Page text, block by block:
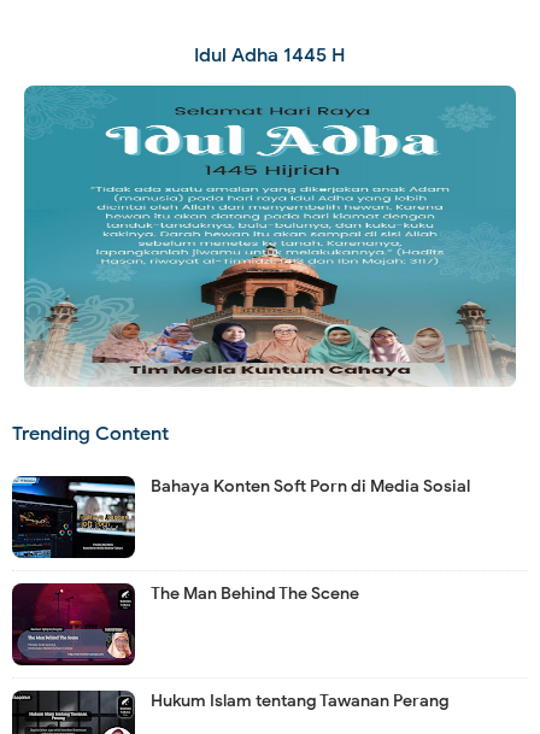
Idul Adha 1445 H
Trending Content
Bahaya Konten Soft Porn di Media Sosial
The Man Behind The Scene
Hukum Islam tentang Tawanan Perang